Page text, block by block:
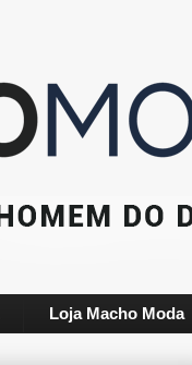
Loja Macho Moda